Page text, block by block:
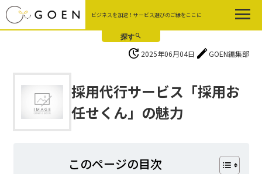
Skip
to
the
ビジネスを加速！サービス選びのご縁をここに
update 2025年06月04日 editGOEN編集部
採用代行サービス「採用お
任せくん」の魅力
このページの⽬次